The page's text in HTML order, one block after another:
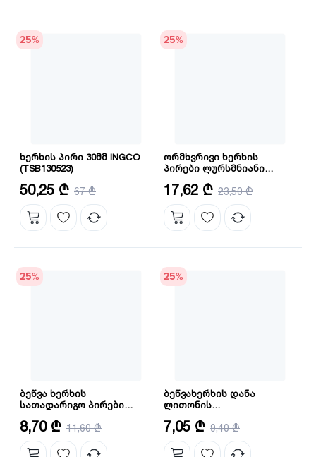
25%
ხერხის პირი 30მმ INGCO
(TSB130523)
დიამეტრი: 305 მმ
50,25 ₾ 67 ₾
25%
ორმხვრივი ხერხის
პირები ლურსმნიანი
(RSB1111DF) INGCO
რაოდენობა: 5 ც
17,62 ₾ 23,50 ₾
25%
ბეწვა ხერხის
სათადარიგო პირები
(AKD8088) INGCO
რაოდენობა: 8
8,70 ₾ 11,60 ₾
25%
ბეწვახერხის დანა
ლითონის
კომპლექტში (SSB922EF)
INGCO
ზომა: 150X19X0.9 მმ
რაოდენობა: 2
7,05 ₾ 9,40 ₾